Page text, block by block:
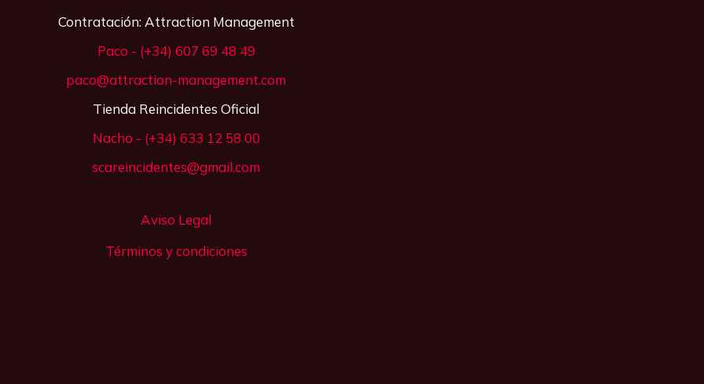
Contratación: Attraction Management
Paco - (+34) 607 69 48 49
paco@attraction-management.com
Tienda Reincidentes Oficial
Nacho - (+34) 633 12 58 00
scareincidentes@gmail.com
Aviso Legal
Términos y condiciones